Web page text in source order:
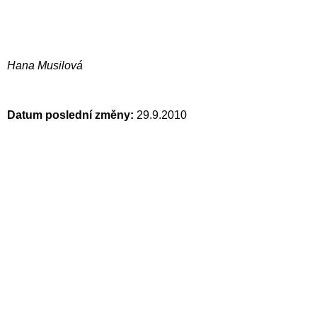
Hana Musilová
Datum poslední změny: 29.9.2010